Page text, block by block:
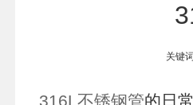
关键
316L不锈钢管的日